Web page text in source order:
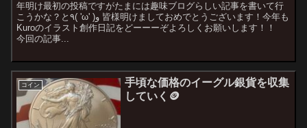
年明け最初の投稿ですがたまには趣味ブログらしい記事を書いて行
こうかな？と٩( 'ω' )و 皆様明けましておめでとうございます！今年も
Kuroのイラスト創作日記をどーーーぞよろしくお願いします！！
今回の記事...
コイン
手頃な価格のイーグル銀貨を収集
していく🪙